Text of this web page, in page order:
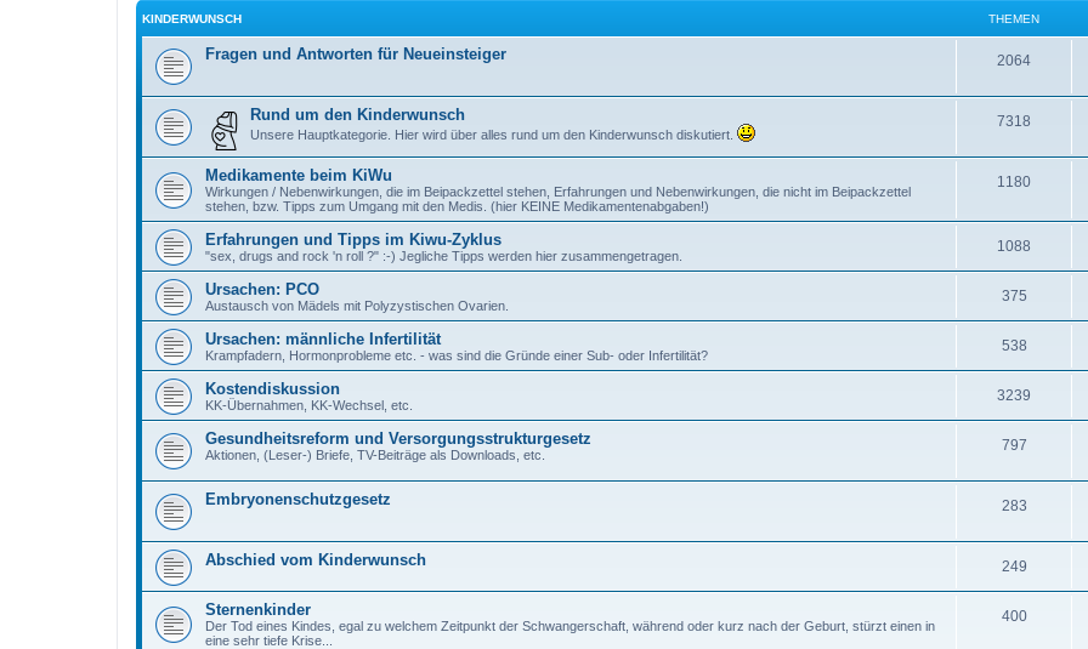
KINDERWUNSCH THEMEN
Fragen und Antworten für Neueinsteiger 2064
Rund um den Kinderwunsch
Unsere Hauptkategorie. Hier wird über alles rund um den Kinderwunsch diskutiert.
7318
Medikamente beim KiWu
Wirkungen / Nebenwirkungen, die im Beipackzettel stehen, Erfahrungen und Nebenwirkungen, die nicht im Beipackzettel
stehen, bzw. Tipps zum Umgang mit den Medis. (hier KEINE Medikamentenabgaben!)
1180
Erfahrungen und Tipps im Kiwu-Zyklus
"sex, drugs and rock 'n roll ?" :-) Jegliche Tipps werden hier zusammengetragen.
1088
Ursachen: PCO
Austausch von Mädels mit Polyzystischen Ovarien.
375
Ursachen: männliche Infertilität
Krampfadern, Hormonprobleme etc. - was sind die Gründe einer Sub- oder Infertilität?
538
Kostendiskussion
KK-Übernahmen, KK-Wechsel, etc.
3239
Gesundheitsreform und Versorgungsstrukturgesetz
Aktionen, (Leser-) Briefe, TV-Beiträge als Downloads, etc.
797
Embryonenschutzgesetz 283
Abschied vom Kinderwunsch 249
Sternenkinder
Der Tod eines Kindes, egal zu welchem Zeitpunkt der Schwangerschaft, während oder kurz nach der Geburt, stürzt einen in
eine sehr tiefe Krise...
400